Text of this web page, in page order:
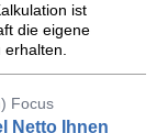
ist
die eigene
Focus
Netto Ihnen